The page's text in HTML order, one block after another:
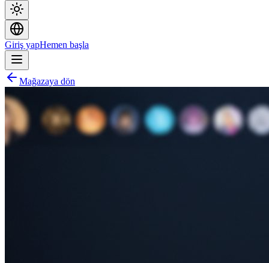
Giriş yapHemen başla
Mağazaya dön